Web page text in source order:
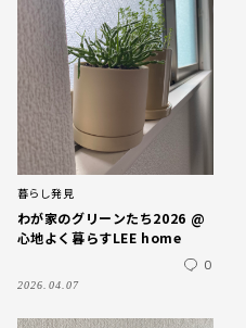
暮らし発見
わが家のグリーンたち2026 @
心地よく暮らすLEE home
2026.04.07
0